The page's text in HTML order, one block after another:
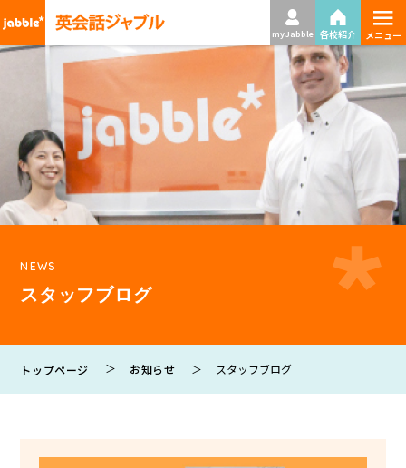
my Jabble 各校紹介 ≡
メニュー
NEWS
スタッフブログ
トップページ お知らせ スタッフブログ